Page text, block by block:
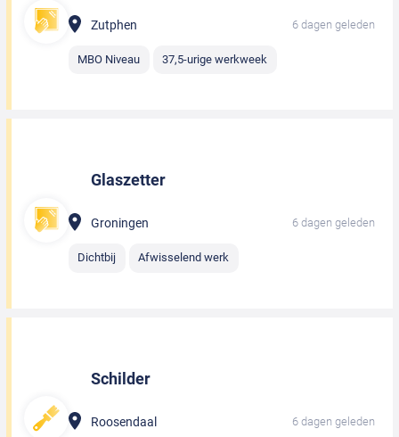
Zutphen 6 dagen geleden
MBO Niveau 37,5-urige werkweek
Glaszetter
Groningen 6 dagen geleden
Dichtbij Afwisselend werk
Schilder
Roosendaal 6 dagen geleden